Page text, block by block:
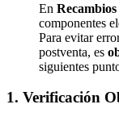
En
componentes
Para evitar
postventa, es
siguientes
1. Verificación